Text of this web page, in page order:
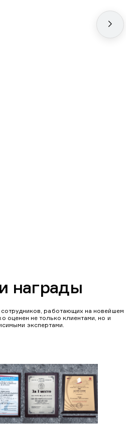
награды
работающих на новейшем
оценен не только клиентами, но и
экспертами.